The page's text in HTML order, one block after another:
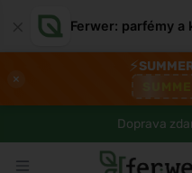
Ferwer: parfémy a
×
⚡
Doprava